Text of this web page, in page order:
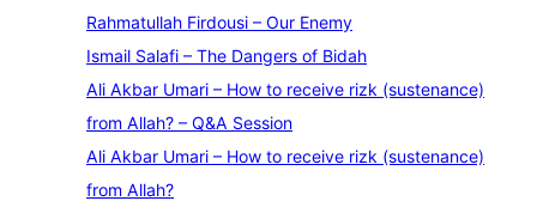
Rahmatullah Firdousi – Our Enemy
Ismail Salafi – The Dangers of Bidah
Ali Akbar Umari – How to receive rizk (sustenance)
from Allah? – Q&A Session
Ali Akbar Umari – How to receive rizk (sustenance)
from Allah?